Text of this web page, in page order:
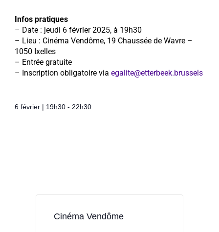
Infos pratiques
– Date : jeudi 6 février 2025, à 19h30
– Lieu : Cinéma Vendôme, 19 Chaussée de Wavre –
1050 Ixelles
– Entrée gratuite
– Inscription obligatoire via egalite@etterbeek.brussels
6 février | 19h30 - 22h30
Cinéma Vendôme